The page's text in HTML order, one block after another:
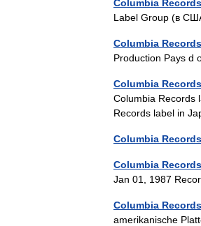
Columbia Records
Label Group (в
Columbia Records
Production Pays
Columbia Records
Columbia Records
Records label in
Columbia Records
Columbia
Jan 01, 1987
Columbia
amerikanische